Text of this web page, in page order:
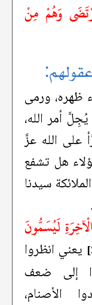
وَهُمْ مِنْ
ظهره، ورمى
أمر الله،
على الله عزَّ
هل تشفع
سيدنا
لَيُسَمُّونَ
يعني انظروا
إلى ضعف
الأصنام،